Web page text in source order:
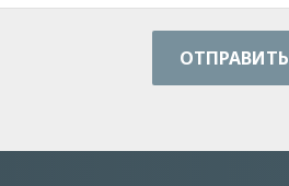
ОТПРАВИТЬ